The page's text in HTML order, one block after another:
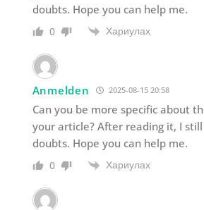
doubts. Hope you can help me.
0 Хариулах
Anmelden 2025-08-15 20:58
Can you be more specific about
your article? After reading it, I
doubts. Hope you can help me.
0 Хариулах